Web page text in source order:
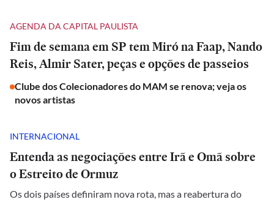
AGENDA DA CAPITAL PAULISTA
Fim de semana em SP tem Miró na Faap, Nando
Reis, Almir Sater, peças e opções de passeios
Clube dos Colecionadores do MAM se renova; veja os
novos artistas
INTERNACIONAL
Entenda as negociações entre Irã e Omã sobre
o Estreito de Ormuz
Os dois países definiram nova rota, mas a reabertura do